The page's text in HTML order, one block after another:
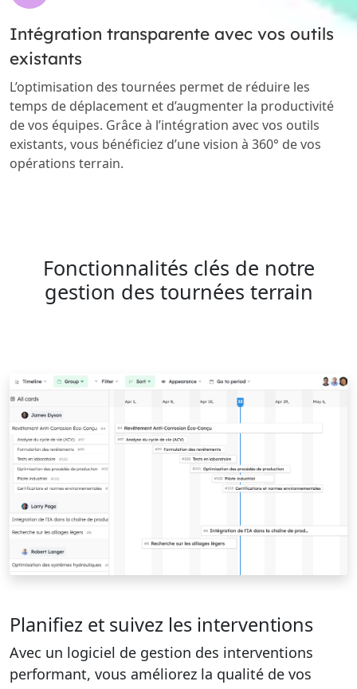
Intégration transparente avec vos outils
existants
L’optimisation des tournées permet de réduire les
temps de déplacement et d’augmenter la productivité
de vos équipes. Grâce à l’intégration avec vos outils
existants, vous bénéficiez d’une vision à 360° de vos
opérations terrain.
Fonctionnalités clés de notre
gestion des tournées terrain
Planifiez et suivez les interventions
Avec un logiciel de gestion des interventions
performant, vous améliorez la qualité de vos